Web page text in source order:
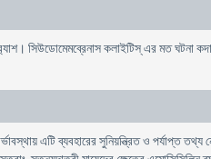
সিউডোমেমব্রেনাস কলাইটিস্ এর মত ঘটনা
এটি ব্যবহারের সুনিয়ন্ত্রিত ও পর্যাপ্ত তথ্য